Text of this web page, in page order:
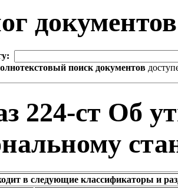
поиск документов
224-ст Об
в следующие классификаторы и